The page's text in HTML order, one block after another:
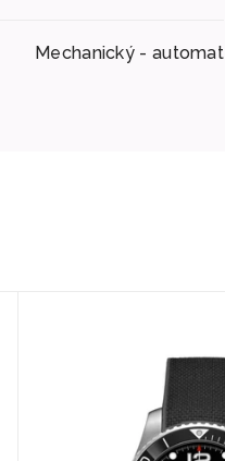
Mechanický - automat